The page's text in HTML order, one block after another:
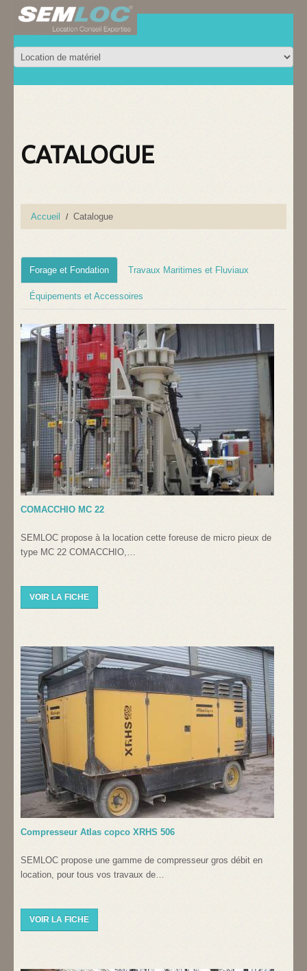
CATALOGUE
Accueil Catalogue
Forage et Fondation Travaux Maritimes et Fluviaux
Équipements et Accessoires
COMACCHIO MC 22
SEMLOC propose à la location cette foreuse de micro pieux de
type MC 22 COMACCHIO,…
VOIR LA FICHE
Compresseur Atlas copco XRHS 506
SEMLOC propose une gamme de compresseur gros débit en
location, pour tous vos travaux de…
VOIR LA FICHE